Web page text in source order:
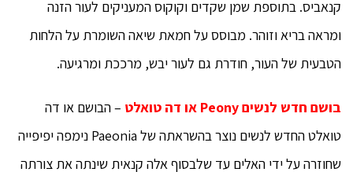
קנאביס. בתוספת שמן שקדים וקוקוס המעניקים לעור הזנה
ומראה בריא וזוהר. מבוסס על חמאת שיאה השומרת על הלחות
הטבעית של העור, חודרת גם לעור יבש, מרככת ומרגיעה.
בושם חדש לנשיםPeony או דה טואלט – הבושם או דה
טואלט החדש לנשים נוצר בהשראתה של Paeonia נימפה יפיפייה
שחוזרה על ידי האלים עד שלבסוף אלה קנאית שינתה את צורתה